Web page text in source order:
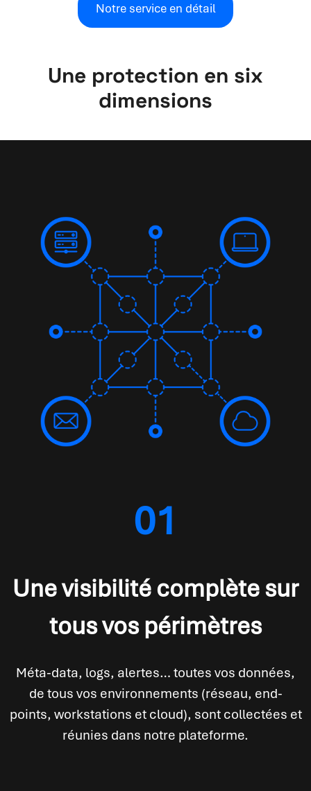
Notre service en détail
Une protection en six
dimensions
01
Une visibilité complète sur
tous vos périmètres
Méta-data, logs, alertes… toutes vos données,
de tous vos environnements (réseau, end-
points, workstations et cloud), sont collectées et
réunies dans notre plateforme.